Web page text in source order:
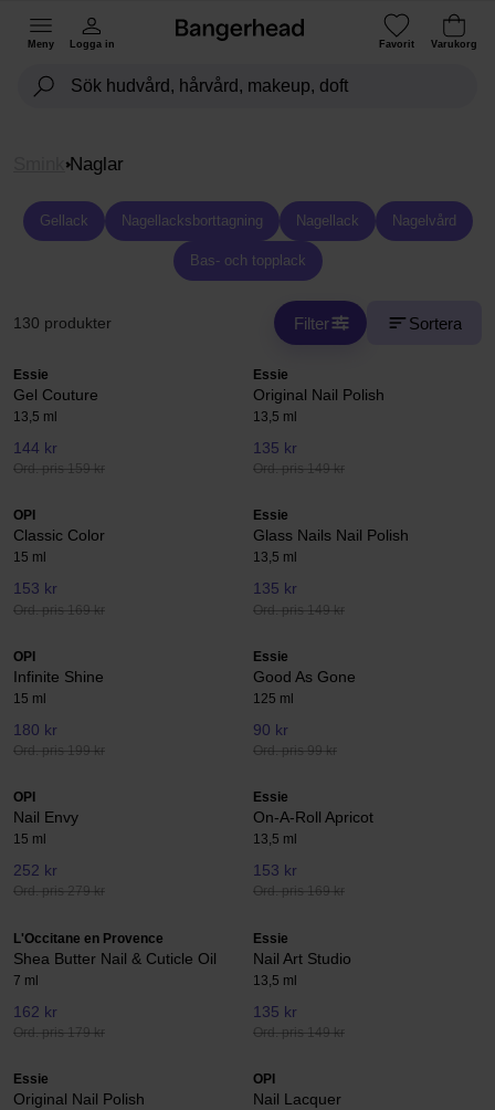
Meny Logga in Favorit Varukorg
Naglar
Gellack Nagellacksborttagning Nagellack Nagelvård
Bas- och topplack
130 produkter Filter Sortera
Essie
Gel Couture
13,5 ml
144 kr
Ord. pris 159 kr
Essie
Original Nail Polish
13,5 ml
135 kr
Ord. pris 149 kr
OPI
Classic Color
15 ml
153 kr
Ord. pris 169 kr
Essie
Glass Nails Nail Polish
13,5 ml
135 kr
Ord. pris 149 kr
OPI
Infinite Shine
15 ml
180 kr
Ord. pris 199 kr
Essie
Good As Gone
125 ml
90 kr
Ord. pris 99 kr
OPI
Nail Envy
15 ml
252 kr
Ord. pris 279 kr
Essie
On-A-Roll Apricot
13,5 ml
153 kr
Ord. pris 169 kr
L'Occitane en Provence
Shea Butter Nail & Cuticle Oil
7 ml
162 kr
Ord. pris 179 kr
Essie
Nail Art Studio
13,5 ml
135 kr
Ord. pris 149 kr
Essie
Original Nail Polish
OPI
Nail Lacquer